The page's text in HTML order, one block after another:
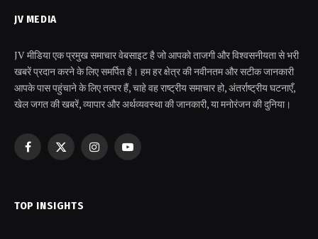
JV MEDIA
JV मीडिया एक प्रमुख समाचार वेबसाइट है जो आपको ताजगी और विश्वसनीयता से भरी
खबरें प्रदान करने के लिए समर्पित है। हम हर क्षेत्र की नवीनतम और सटीक जानकारी
आपके पास पहुंचाने के लिए तत्पर हैं, चाहे वह राष्ट्रीय समाचार हो, अंतर्राष्ट्रीय घटनाएँ,
खेल जगत की खबरें, व्यापार और अर्थव्यवस्था की जानकारी, या मनोरंजन की दुनिया।
Facebook
X
InstagramYouTube
TOP INSIGHTS